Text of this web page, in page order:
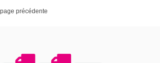
page précédente